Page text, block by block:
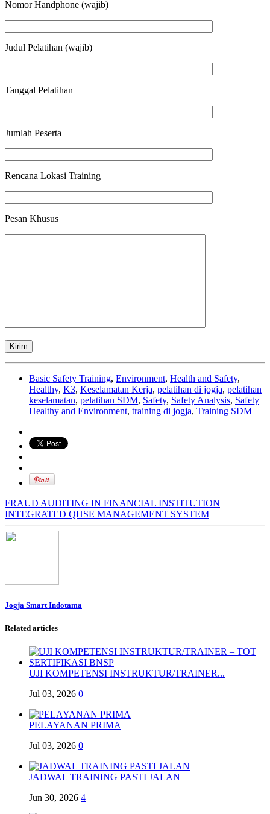
Nomor Handphone (wajib)
Judul Pelatihan (wajib)
Tanggal Pelatihan
Jumlah Peserta
Rencana Lokasi Training
Pesan Khusus
Basic Safety Training, Environment, Health and Safety,
Healthy, K3, Keselamatan Kerja, pelatihan di jogja, pelatihan
keselamatan, pelatihan SDM, Safety, Safety Analysis, Safety
Healthy and Environment, training di jogja, Training SDM
FRAUD AUDITING IN FINANCIAL INSTITUTION
INTEGRATED QHSE MANAGEMENT SYSTEM
Jogja Smart Indotama
Related articles
UJI KOMPETENSI INSTRUKTUR/TRAINER...
Jul 03, 2026 0
PELAYANAN PRIMA
Jul 03, 2026 0
JADWAL TRAINING PASTI JALAN
Jun 30, 2026 4